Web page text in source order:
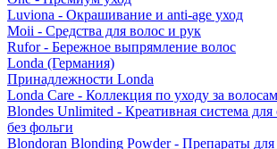
Luviona - Окрашивание и anti-age уход
Moii - Средства для волос и рук
Rufor - Бережное выпрямление волос
Londa (Германия)
Принадлежности Londa
Londa Care - Коллекция по уходу за
Blondes Unlimited - Креативная система для
без фольги
Blondoran Blonding Powder - Препараты для